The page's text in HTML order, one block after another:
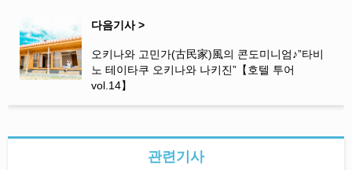
다음기사 >
오키나와 고민가(古民家)風의 콘도미니엄♪”타비
노 테이타쿠 오키나와 나키진”【호텔 투어
vol.14】
관련기사